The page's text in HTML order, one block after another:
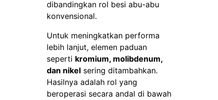
dibandingkan rol besi abu-abu
konvensional.
Untuk meningkatkan performa
lebih lanjut, elemen paduan
seperti kromium, molibdenum,
dan nikelsering ditambahkan.
Hasilnya adalah rol yang
beroperasi secara andal di bawah